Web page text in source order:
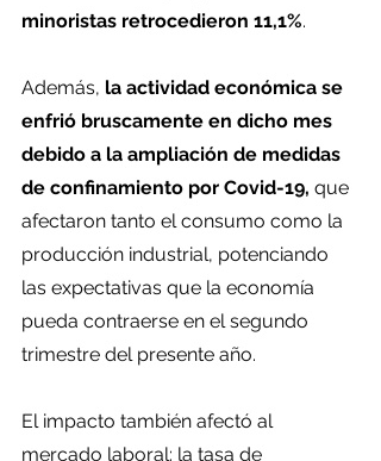
minoristas retrocedieron 11,1%.
Además, la actividad económica se
enfrió bruscamente en dicho mes
debido a la ampliación de medidas
de confinamiento por Covid-19, que
afectaron tanto el consumo como la
producción industrial, potenciando
las expectativas que la economía
pueda contraerse en el segundo
trimestre del presente año.
El impacto también afectó al
mercado laboral: la tasa de